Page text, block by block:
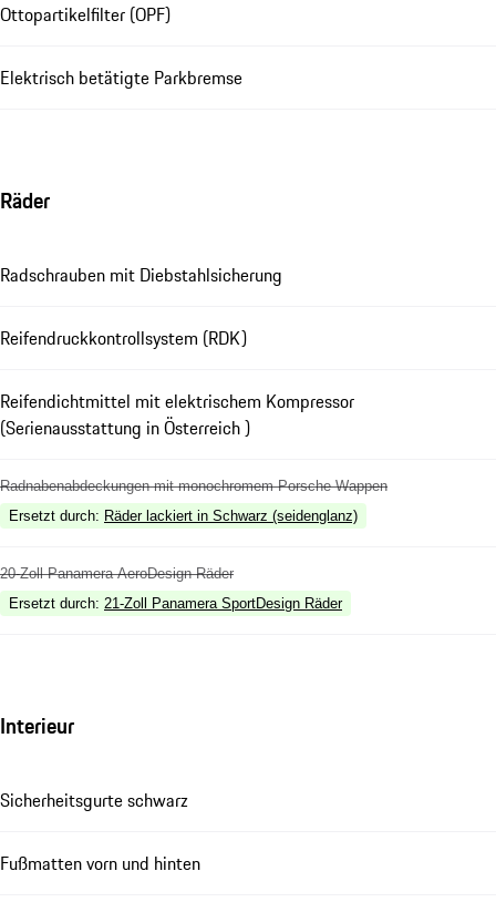
Ottopartikelfilter (OPF)
Elektrisch betätigte Parkbremse
Räder
Radschrauben mit Diebstahlsicherung
Reifendruckkontrollsystem (RDK)
Reifendichtmittel mit elektrischem Kompressor
(Serienausstattung in Österreich )
Radnabenabdeckungen mit monochromem Porsche Wappen
Ersetzt durch: Räder lackiert in Schwarz (seidenglanz)
20-Zoll Panamera AeroDesign Räder
Ersetzt durch: 21-Zoll Panamera SportDesign Räder
Interieur
Sicherheitsgurte schwarz
Fußmatten vorn und hinten